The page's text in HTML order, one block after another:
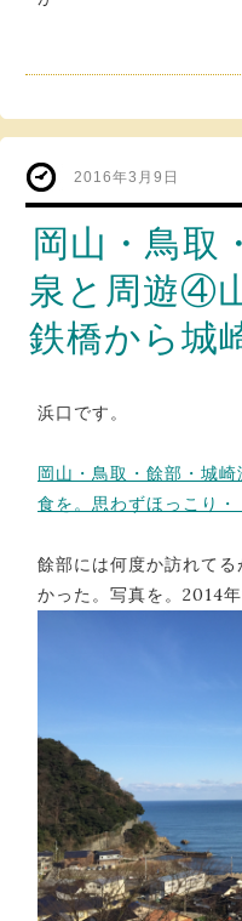
2016年3月9日
岡山・鳥取
泉と周遊④
鉄橋から城
浜口です。
岡山・鳥取・餘部・城
食を。思わずほっこり・
餘部には何度か訪れて
かった。写真を。2014年